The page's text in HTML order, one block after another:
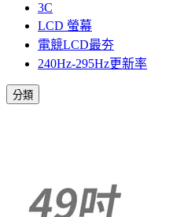
3C
LCD 螢幕
電競LCD最夯
240Hz-295Hz更新率
分類